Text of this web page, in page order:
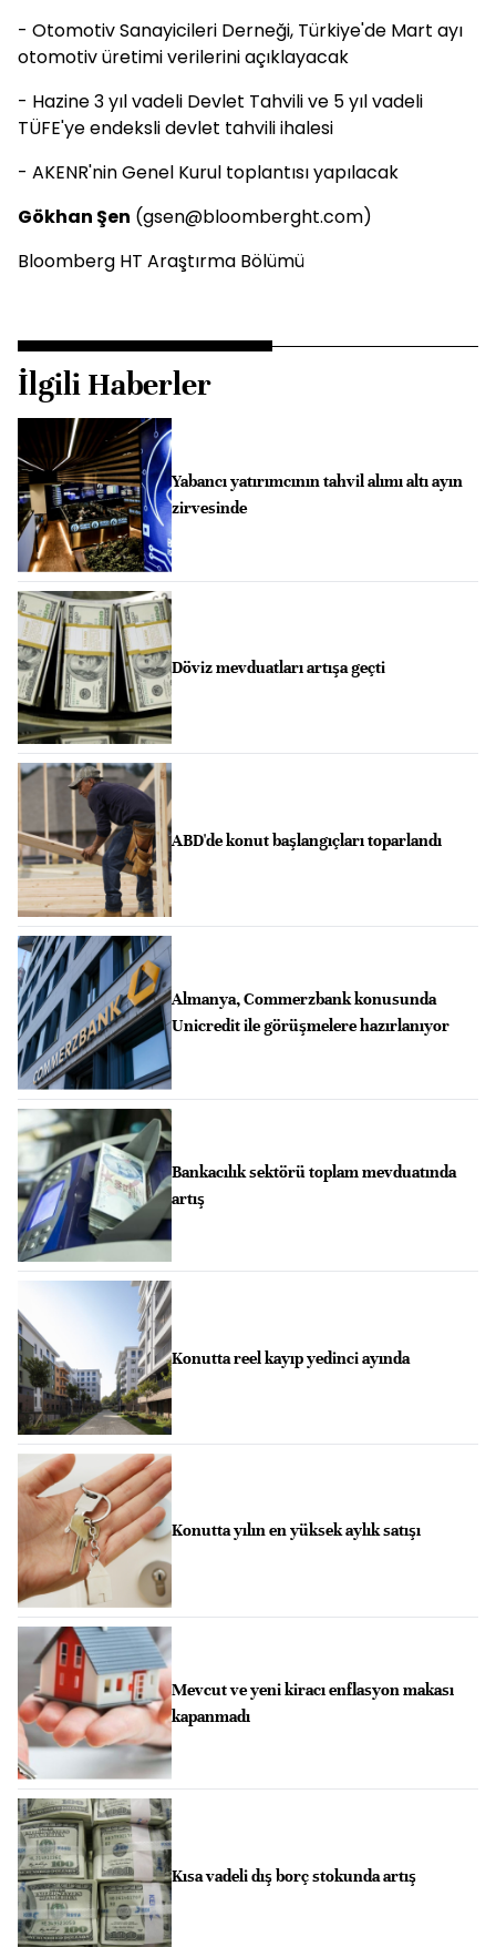
- Otomotiv Sanayicileri Derneği, Türkiye'de Mart ayı
otomotiv üretimi verilerini açıklayacak
- Hazine 3 yıl vadeli Devlet Tahvili ve 5 yıl vadeli
TÜFE'ye endeksli devlet tahvili ihalesi
- AKENR'nin Genel Kurul toplantısı yapılacak
Gökhan Şen (gsen@bloomberght.com)
Bloomberg HT Araştırma Bölümü
İlgili Haberler
Yabancı yatırımcının tahvil alımı altı ayın
zirvesinde
Döviz mevduatları artışa geçti
ABD'de konut başlangıçları toparlandı
Almanya, Commerzbank konusunda
Unicredit ile görüşmelere hazırlanıyor
Bankacılık sektörü toplam mevduatında
artış
Konutta reel kayıp yedinci ayında
Konutta yılın en yüksek aylık satışı
Mevcut ve yeni kiracı enflasyon makası
kapanmadı
Kısa vadeli dış borç stokunda artış